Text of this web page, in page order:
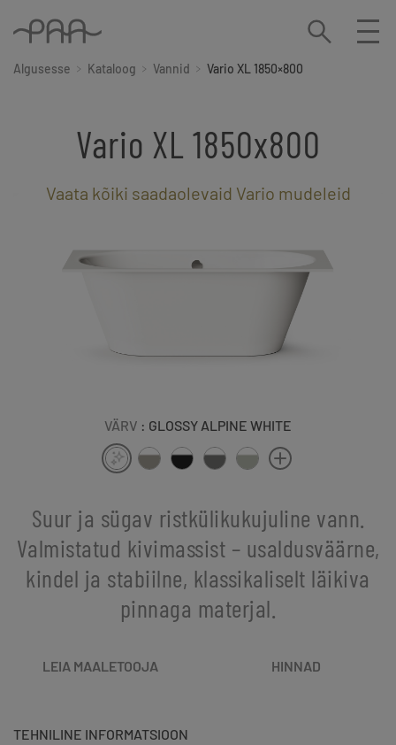
Algusesse Kataloog Vannid Vario XL 1850×800
Vario XL 1850x800
Vaata kõiki saadaolevaid Vario mudeleid
VÄRV : GLOSSY ALPINE WHITE
Suur ja sügav ristkülikukujuline vann.
Valmistatud kivimassist – usaldusväärne,
kindel ja stabiilne, klassikaliselt läikiva
pinnaga materjal.
LEIA MAALETOOJA HINNAD
TEHNILINE INFORMATSIOON